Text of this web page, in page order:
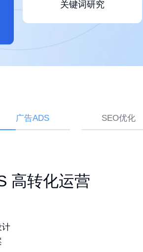
关键词研究
广告ADS SEO优化
站 持续获取询盘
易用
特品牌
高转化运营
计
SEO 白帽排名
名